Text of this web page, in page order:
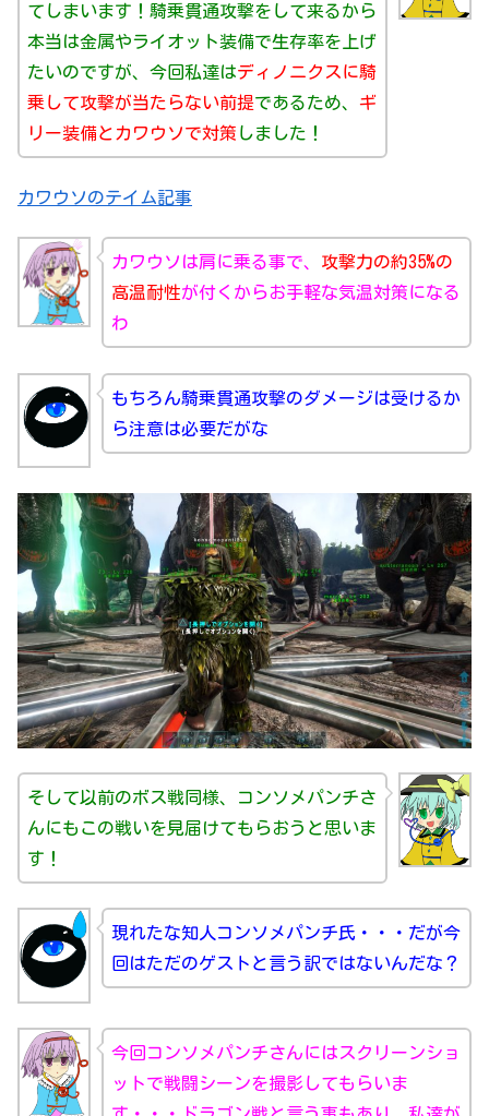
てしまいます！騎乗貫通攻撃をして来るから
本当は金属やライオット装備で生存率を上げ
たいのですが、今回私達はディノニクスに騎
乗して攻撃が当たらない前提であるため、 ギ
リー装備とカワウソで対策 しました！
カワウソのテイム記事
カワウソは肩に乗る事で、 攻撃力の約35%の
高温耐性が付くからお手軽な気温対策になる
わ
もちろん騎乗貫通攻撃のダメージは受けるか
ら注意は必要だがな
そして以前のボス戦同様、コンソメパンチさ
んにもこの戦いを見届けてもらおうと思いま
す！
現れたな知人コンソメパンチ氏・・・だが今
回はただのゲストと言う訳ではないんだな？
今回コンソメパンチさんにはスクリーンショ
ットで戦闘シーンを撮影してもらいま